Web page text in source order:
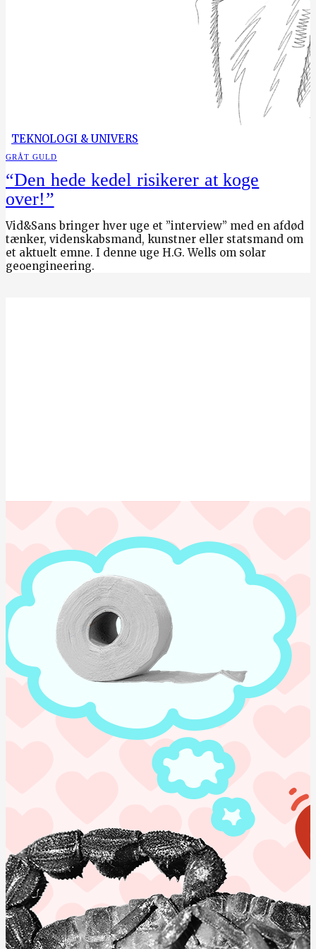
TEKNOLOGI & UNIVERS
GRÅT GULD
“Den hede kedel risikerer at koge
over!”
Vid&Sans bringer hver uge et ”interview” med en afdød
tænker, videnskabsmand, kunstner eller statsmand om
et aktuelt emne. I denne uge H.G. Wells om solar
geoengineering.